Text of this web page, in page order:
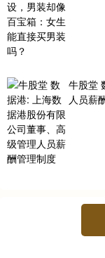
牛股堂
人员薪